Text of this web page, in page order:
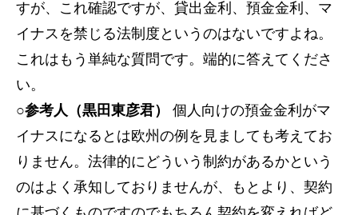
すが、これ確認ですが、貸出金利、預金金利、マ
イナスを禁じる法制度というのはないですよね。
これはもう単純な質問です。端的に答えてくださ
い。
○参考人（黒田東彦君）
個人向けの預金金利がマ
イナスになるとは欧州の例を見ましても考えてお
りません。法律的にどういう制約があるかという
のはよく承知しておりませんが、もとより、契約